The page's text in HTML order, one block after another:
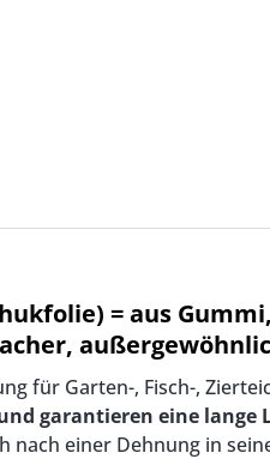
= aus
für Garten-, Fisch-,
garantieren eine lange
nach einer Dehnung in